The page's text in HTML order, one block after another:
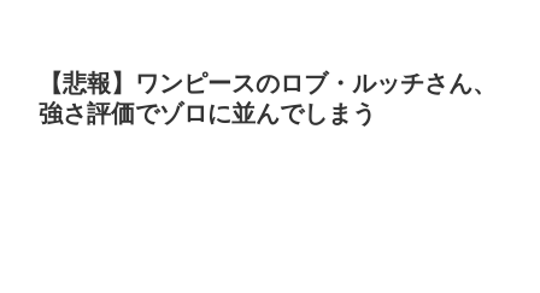
【悲報】ワンピースのロブ・ルッチさん、
強さ評価でゾロに並んでしまう